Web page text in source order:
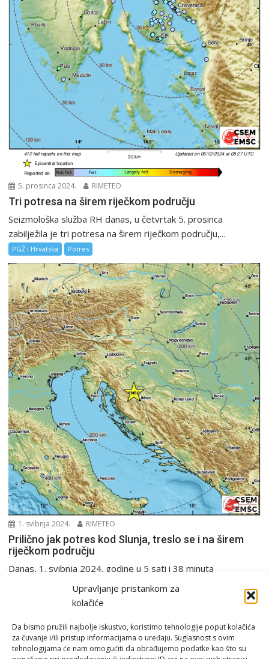
Upravljanje pristankom za
kolačiće
Da bismo pružili najbolje iskustvo, koristimo tehnologije poput kolačića
za čuvanje i/ili pristup informacijama o uređaju. Suglasnost s ovim
tehnologijama će nam omogućiti da obrađujemo podatke kao što su
5. prosinca 2024. RIMETEO
Tri potresa na širem riječkom području
Seizmološka služba RH danas, u četvrtak 5. prosinca
zabilježila je tri potresa na širem riječkom području,...
PGŽ i Hrvatska Potres
1. svibnja 2024. RIMETEO
Prilično jak potres kod Slunja, treslo se i na širem
riječkom području
Danas, 1. svibnja 2024. godine u 5 sati i 38 minuta
seizmografi Seizmološke službe RH zabilježili...
Potres